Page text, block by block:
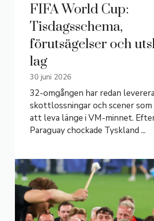
FIFA World Cup:
Tisdagsschema,
förutsägelser och
lag
30 juni 2026
32-omgången har redan
skottlossningar och scener
att leva länge i VM-minnet.
Paraguay chockade Tyskland ...